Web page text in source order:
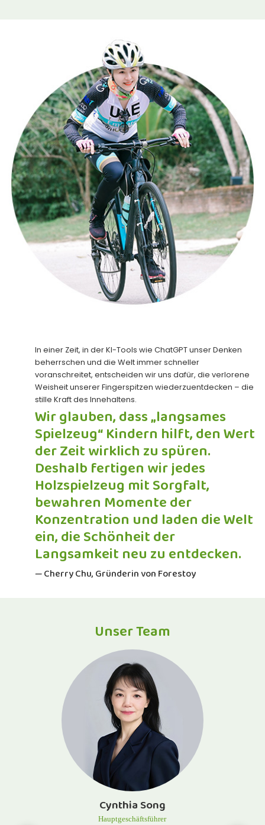
In einer Zeit, in der KI-Tools wie ChatGPT unser Denken
beherrschen und die Welt immer schneller
voranschreitet, entscheiden wir uns dafür, die verlorene
Weisheit unserer Fingerspitzen wiederzuentdecken – die
stille Kraft des Innehaltens.
Wir glauben, dass „langsames
Spielzeug“ Kindern hilft, den Wert
der Zeit wirklich zu spüren.
Deshalb fertigen wir jedes
Holzspielzeug mit Sorgfalt,
bewahren Momente der
Konzentration und laden die Welt
ein, die Schönheit der
Langsamkeit neu zu entdecken.
— Cherry Chu, Gründerin von Forestoy
Unser Team
Susan Zhang
Leiter der Forschungs- und Entwicklungsabteilung